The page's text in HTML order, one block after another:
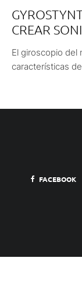
CREAR
El giroscopio del
características
FACEBOOK